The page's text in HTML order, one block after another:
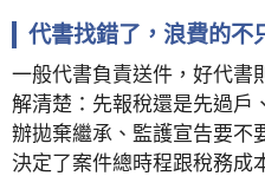
代書找錯了，浪費的不
一般代書負責送件，好代書
解清楚：先報稅還是先過戶
辦拋棄繼承、監護宣告要不
決定了案件總時程跟稅務成